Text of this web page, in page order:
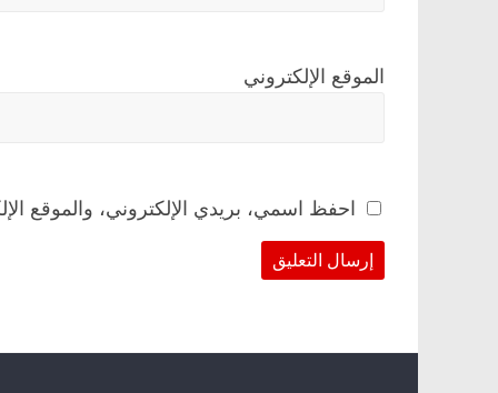
الموقع الإلكتروني
احفظ اسمي، بريدي الإلكتروني، والموقع